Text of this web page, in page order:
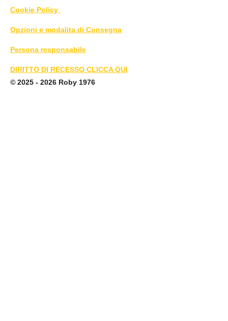
Cookie Policy
Opzioni e modalita di Consegna
Persona responsabile
DIRITTO DI RECESSO CLICCA QUI
© 2025 - 2026 Roby 1976